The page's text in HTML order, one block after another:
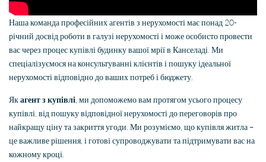
Наша команда професійних агентів з нерухомості має понад 20-
річний досвід роботи в галузі нерухомості і може особисто провести
вас через процес купівлі будинку вашої мрії в Канселаді. Ми
спеціалізуємося на консультуванні клієнтів і пошуку ідеальної
нерухомості відповідно до ваших потреб і бюджету.
Якагент з купівлі , ми допоможемо вам протягом усього процесу
купівлі, від пошуку відповідної нерухомості до переговорів про
найкращу ціну та закриття угоди. Ми розуміємо, що купівля житла –
це важливе рішення, і готові супроводжувати та підтримувати вас на
кожному кроці.